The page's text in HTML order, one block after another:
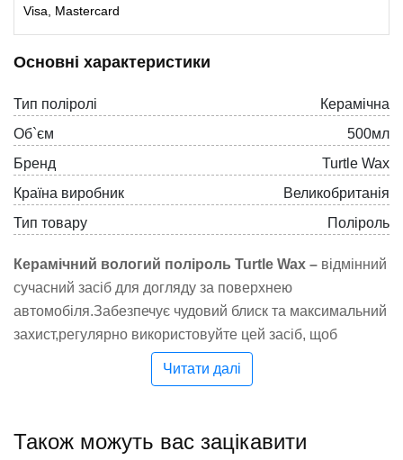
Visa, Mastercard
Основні характеристики
Тип поліролі
Керамічна
Об`єм
500мл
Бренд
Turtle Wax
Країна виробник
Великобританія
Тип товару
Поліроль
Керамічний вологий поліроль Turtle Wax – відмінний
сучасний засіб для догляду за поверхнею
автомобіля.Забезпечує чудовий блиск та максимальний
захист,регулярно використовуйте цей засіб, щоб
швидко надати блиск і захист,одночасно забезпечує
керамічний захист та надзвичайно гідрофобний
нового і допоможе йому залишатися захищеним від
Читати далі
Також можуть вас зацікавити